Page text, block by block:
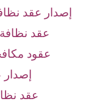
إصدار عقد
عقد
عقود
عقد